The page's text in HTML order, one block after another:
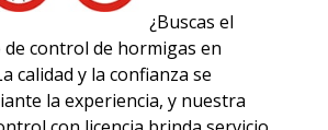
¿Buscas el
control de hormigas en
calidad y la confianza se
la experiencia, y nuestra